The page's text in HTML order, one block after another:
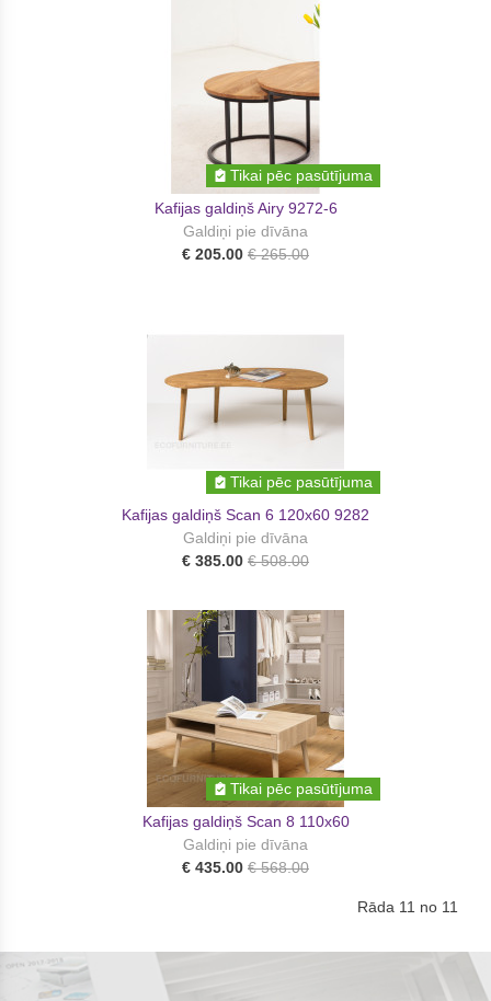
Tikai pēc pasūtījuma
Kafijas galdiņš Airy 9272-6
Galdiņi pie dīvāna
€ 205.00 € 265.00
Tikai pēc pasūtījuma
Kafijas galdiņš Scan 6 120x60 9282
Galdiņi pie dīvāna
€ 385.00 € 508.00
Tikai pēc pasūtījuma
Kafijas galdiņš Scan 8 110x60
Galdiņi pie dīvāna
€ 435.00 € 568.00
Rāda 11 no 11